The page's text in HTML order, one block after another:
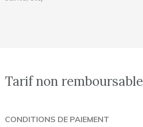
Tarif non remboursable​
CONDITIONS DE PAIEMENT